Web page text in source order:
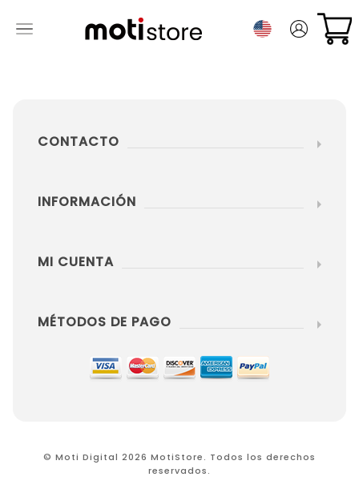
CONTACTO
INFORMACIÓN
MI CUENTA
MÉTODOS DE PAGO
© Moti Digital 2026 MotiStore. Todos los derechos
reservados.